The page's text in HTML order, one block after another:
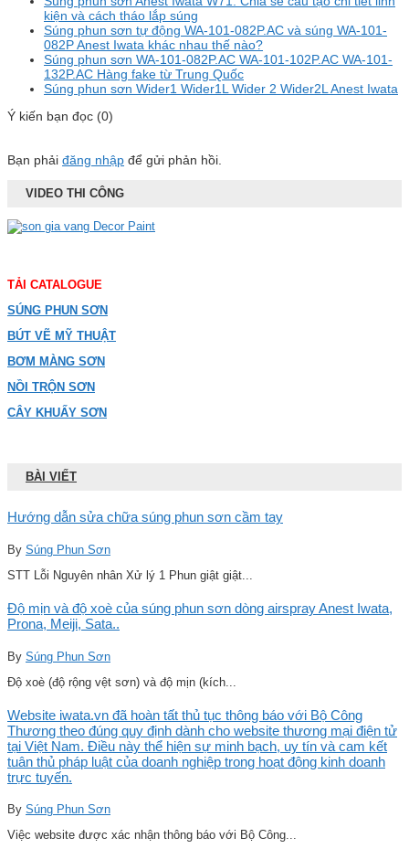
kiện và cách tháo lắp súng
Súng phun sơn tự động WA-101-082P.AC và súng WA-101-
082P Anest Iwata khác nhau thế nào?
Súng phun sơn WA-101-082P.AC WA-101-102P.AC WA-101-
132P.AC Hàng fake từ Trung Quốc
Súng phun sơn Wider1 Wider1L Wider 2 Wider2L Anest Iwata
Ý kiến bạn đọc (0)
Bạn phải đăng nhập để gửi phản hồi.
VIDEO THI CÔNG
TẢI CATALOGUE
SÚNG PHUN SƠN
BÚT VẼ MỸ THUẬT
BƠM MÀNG SƠN
NỒI TRỘN SƠN
CÂY KHUẤY SƠN
BÀI VIẾT
Hướng dẫn sửa chữa súng phun sơn cầm tay
By Súng Phun Sơn
STT Lỗi Nguyên nhân Xử lý 1 Phun giật giật...
Độ mịn và độ xoè của súng phun sơn dòng airspray Anest Iwata,
Prona, Meiji, Sata..
By Súng Phun Sơn
Độ xoè (độ rộng vệt sơn) và độ mịn (kích...
Website iwata.vn đã hoàn tất thủ tục thông báo với Bộ Công
Thương theo đúng quy định dành cho website thương mại điện tử
tại Việt Nam. Điều này thể hiện sự minh bạch, uy tín và cam kết
tuân thủ pháp luật của doanh nghiệp trong hoạt động kinh doanh
trực tuyến.
By Súng Phun Sơn
Việc website được xác nhận thông báo với Bộ Công...